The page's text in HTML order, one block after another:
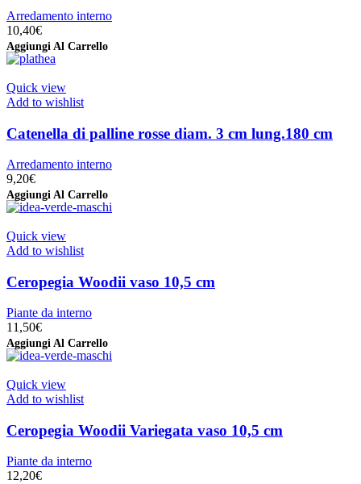
Arredamento interno
10,40€
Aggiungi Al Carrello
Quick view
Add to wishlist
Catenella di palline rosse diam. 3 cm lung.180 cm
Arredamento interno
9,20€
Aggiungi Al Carrello
Quick view
Add to wishlist
Ceropegia Woodii vaso 10,5 cm
Piante da interno
11,50€
Aggiungi Al Carrello
Quick view
Add to wishlist
Ceropegia Woodii Variegata vaso 10,5 cm
Piante da interno
12,20€